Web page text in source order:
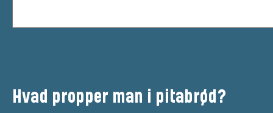
Hvad propper man i pitabrød?